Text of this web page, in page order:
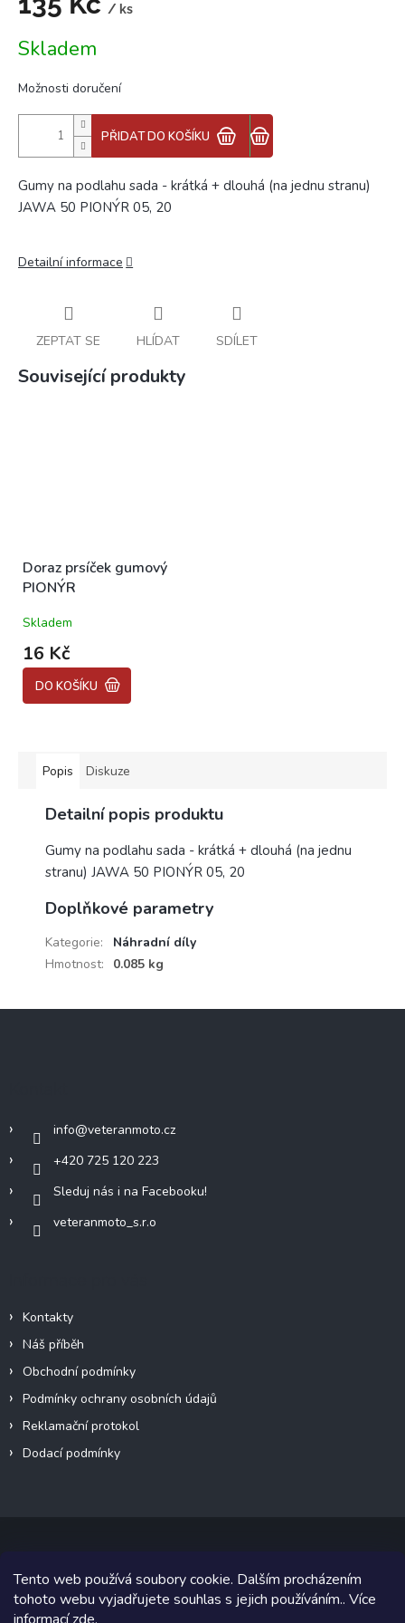
Tento web používá soubory cookie. Dalším procházením
tohoto webu vyjadřujete souhlas s jejich používáním.. Více
/ ks
cena:
Skladem
Možnosti doručení
PŘIDAT DO KOŠÍKU
Gumy na podlahu sada - krátká + dlouhá (na jednu stranu)
JAWA 50 PIONÝR 05, 20
Detailní informace
ZEPTAT SE HLÍDAT SDÍLET
Související produkty
Doraz prsíček gumový
PIONÝR
Skladem
16 Kč
DO KOŠÍKU
Popis Diskuze
Detailní popis produktu
Gumy na podlahu sada - krátká + dlouhá (na jednu
stranu) JAWA 50 PIONÝR 05, 20
Doplňkové parametry
Kategorie:
Náhradní díly
Hmotnost: 0.085 kg
info@veteranmoto.cz
+420 725 120 223
Sleduj nás i na Facebooku!
veteranmoto_s.r.o
Kontakty
Náš příběh
Obchodní podmínky
Podmínky ochrany osobních údajů
Reklamační protokol
Dodací podmínky
Copyright 2026VeteránMoto s.r.o.. Všechna práva vyhrazena.